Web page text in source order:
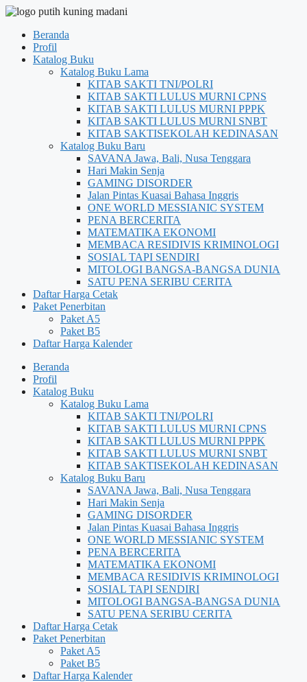
Beranda
Profil
Katalog Buku
Katalog Buku Lama
KITAB SAKTI TNI/POLRI
KITAB SAKTI LULUS MURNI CPNS
KITAB SAKTI LULUS MURNI PPPK
KITAB SAKTI LULUS MURNI SNBT
KITAB SAKTISEKOLAH KEDINASAN
Katalog Buku Baru
SAVANA Jawa, Bali, Nusa Tenggara
Hari Makin Senja
GAMING DISORDER
Jalan Pintas Kuasai Bahasa Inggris
ONE WORLD MESSIANIC SYSTEM
PENA BERCERITA
MATEMATIKA EKONOMI
MEMBACA RESIDIVIS KRIMINOLOGI
SOSIAL TAPI SENDIRI
MITOLOGI BANGSA-BANGSA DUNIA
SATU PENA SERIBU CERITA
Daftar Harga Cetak
Paket Penerbitan
Paket A5
Paket B5
Daftar Harga Kalender
Beranda
Profil
Katalog Buku
Katalog Buku Lama
KITAB SAKTI TNI/POLRI
KITAB SAKTI LULUS MURNI CPNS
KITAB SAKTI LULUS MURNI PPPK
KITAB SAKTI LULUS MURNI SNBT
KITAB SAKTISEKOLAH KEDINASAN
Katalog Buku Baru
SAVANA Jawa, Bali, Nusa Tenggara
Hari Makin Senja
GAMING DISORDER
Jalan Pintas Kuasai Bahasa Inggris
ONE WORLD MESSIANIC SYSTEM
PENA BERCERITA
MATEMATIKA EKONOMI
MEMBACA RESIDIVIS KRIMINOLOGI
SOSIAL TAPI SENDIRI
MITOLOGI BANGSA-BANGSA DUNIA
SATU PENA SERIBU CERITA
Daftar Harga Cetak
Paket Penerbitan
Paket A5
Paket B5
Daftar Harga Kalender